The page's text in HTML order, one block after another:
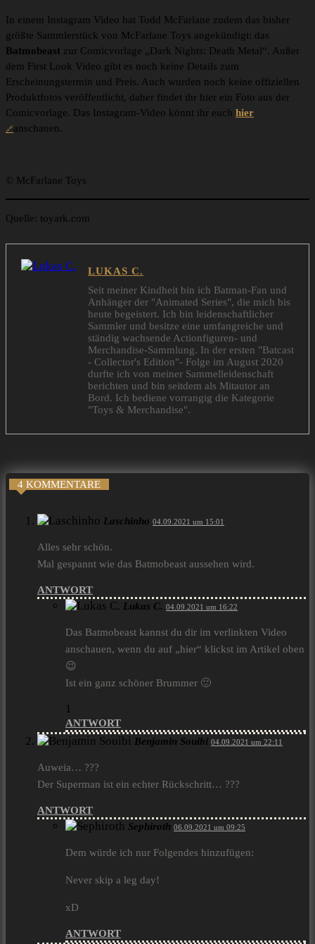
In einem Instagram Video hat Todd McFarlane zudem das bisher
größte Sammlerstück von McFarlane Toys angekündigt: das
Batmobeast zur Comicvorlage „Dark Nights: Death Metal“. Außer
dem First Look Video gibt es noch keine Details zum
Erscheinungstermin und Preis. Auch wurden noch keine offiziellen
Produktfotos veröffentlicht, daher findet ihr hier ein Foto aus der
Comicvorlage. Das Instagram-Video könnt ihr euch hier
anschauen.
© McFarlane Toys
Quelle: toyark.com
LUKAS C.
Seit meiner Kindheit bin ich Batman-Fan und
Anhänger der "Animated Series", die mich bis
heute begeistert. Ich bin leidenschaftlicher
Sammler und besitze eine umfangreiche und
ständig wachsende Actionfiguren- und
Merchandise-Sammlung. In der ersten "Batcast
- Collector's Edition"- Folge im August 2020
durfte ich von meiner Sammelleidenschaft
berichten und bin seitdem als Mitautor an
Bord. Ich bediene vorrangig die Kategorie
"Toys & Merchandise".
4 KOMMENTARE
Laschinho 04.09.2021 um 15:01
Alles sehr schön.
Mal gespannt wie das Batmobeast aussehen wird.
ANTWORT
Lukas C. 04.09.2021 um 16:22
Das Batmobeast kannst du dir im verlinkten Video
anschauen, wenn du auf „hier“ klickst im Artikel oben
😉
Ist ein ganz schöner Brummer 🙂
1
ANTWORT
Benjamin Souibi 04.09.2021 um 22:11
Auweia… ???
Der Superman ist ein echter Rückschritt… ???
ANTWORT
Sephiroth 06.09.2021 um 09:25
Dem würde ich nur Folgendes hinzufügen:
Never skip a leg day!
xD
ANTWORT